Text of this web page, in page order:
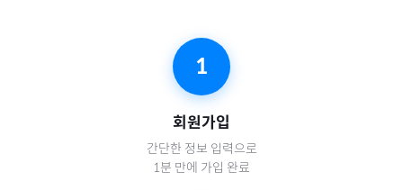
1
회원가입
간단한 정보 입력으로
1분 만에 가입 완료